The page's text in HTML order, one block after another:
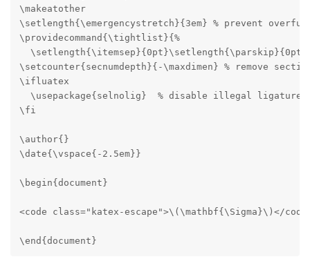
\makeatother
\setlength{\emergencystretch}{3em} % prevent
\providecommand{\tightlist}{%
\setcounter{secnumdepth}{-\maxdimen} % remove
\ifluatex
  \usepackage{selnolig}  % disable illegal ligatures
\fi
\author{}
\date{\vspace{-2.5em}}
\begin{document}
<code class="katex-escape">\(\mathbf{\Sigma}\)</
\end{document}